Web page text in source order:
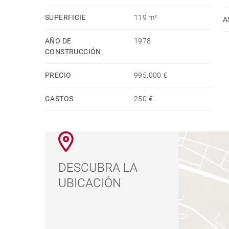
Todo el mobiliario está incluido, con un criterio
Plaza de garaje incluida en el precio.
Si busca un piso en el que no tenga que tomar
SUPERFICIE 119 m²
AÑO DE
CONSTRUCCIÓN
1978
PRECIO 995,000 €
GASTOS 250 €
DESCUBRA LA
UBICACIÓN